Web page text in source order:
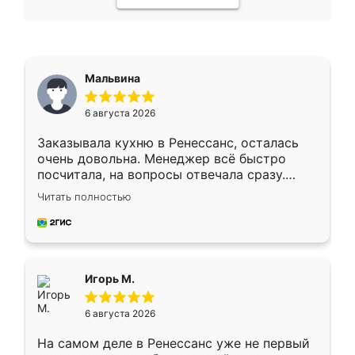
Мальвина
6 августа 2026
Заказывала кухню в Ренессанс, осталась
очень довольна. Менеджер всё быстро
посчитала, на вопросы отвечала сразу.
Замерщик приехал в субботу, подошёл к
делу со всей ответственностью. Собрали
за день, ребята работали аккуратно, даже
Читать полностью
Игорь М.
6 августа 2026
На самом деле в Ренессанс уже не первый